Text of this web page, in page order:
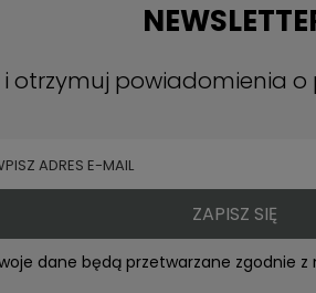
i otrzymuj powiadomienia
ZAPISZ SIĘ
dane będą przetwarzane zgodnie z